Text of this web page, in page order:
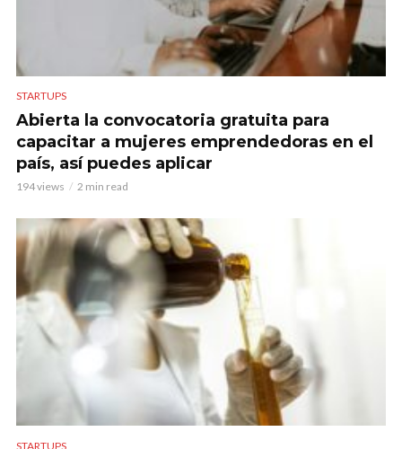
STARTUPS
Abierta la convocatoria gratuita para
capacitar a mujeres emprendedoras en el
país, así puedes aplicar
194 views 2 min read
STARTUPS